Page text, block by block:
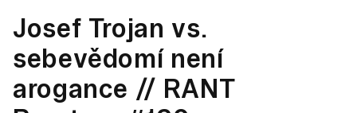
Josef Trojan vs.
sebevědomí není
arogance // RANT